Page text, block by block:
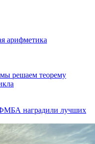
арифметика
решаем теорему
ФМБА наградили лучших